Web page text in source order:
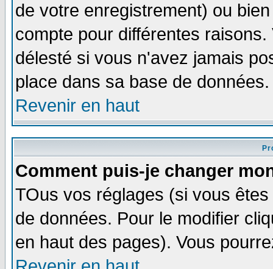
de votre enregistrement) ou
compte pour différentes
délesté si vous n'avez jamais
place dans sa base de
Revenir en haut
Comment puis-je changer
TOus vos réglages (si vous
de données. Pour le modifier
en haut des pages). Vous